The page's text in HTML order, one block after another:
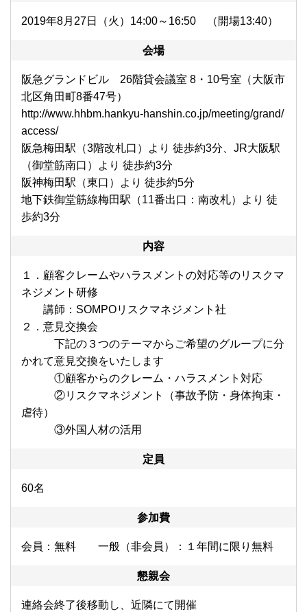
2019年8月27日（火）14:00～16:50 （開場13:40）
会場
阪急グランドビル 26階貸会議室 8・10号室（大阪市
北区角田町8番47号）
http://www.hhbm.hankyu-hanshin.co.jp/meeting/grand/
access/
阪急梅田駅（3階改札口）より 徒歩約3分、JR大阪駅
（御堂筋南口）より 徒歩約3分
阪神梅田駅（東口）より 徒歩約5分
地下鉄御堂筋線梅田駅（11番出口：南改札）より 徒
歩約3分
内容
１．顧客クレームやハラスメントの対応等のリスクマ
ネジメント研修
講師：SOMPOリスクマネジメント社
２．意見交換会
下記の３つのテーマからご希望のグループに分
かれて意見交換をいたします
①顧客からのクレーム・ハラスメント対応
②リスクマネジメント（事故予防・身体拘束・
虐待）
③外国人材の活用
定員
60名
参加費
会員：無料 一般（非会員）：１年間に限り無料
懇親会
連絡会終了後移動し、近隣にて開催